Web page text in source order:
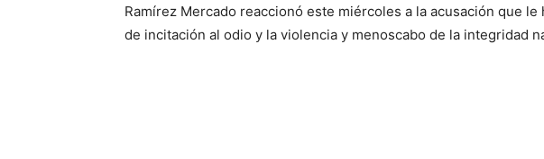
Ramírez Mercado reaccionó este miércoles a la acusación que
de incitación al odio y la violencia y menoscabo de la integridad